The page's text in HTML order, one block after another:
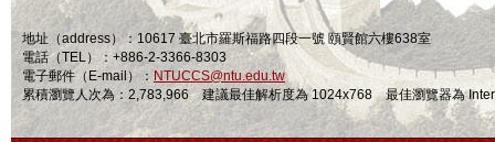
地址（address）：10617 臺北市羅斯福路四段一號 頤賢館六樓638室
電話（TEL）：+886-2-3366-8303
電子郵件（E-mail）： NTUCCS@ntu.edu.tw
累積瀏覽人次為：2,783,966 建議最佳解析度為 1024x768 最佳瀏覽器為